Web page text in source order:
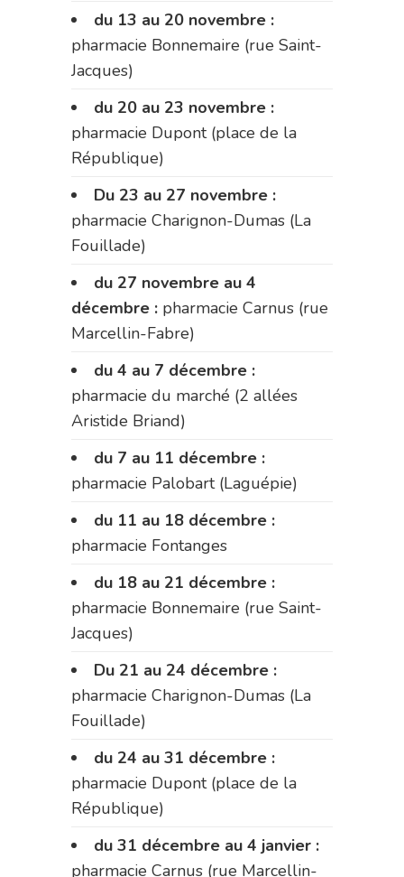
du 13 au 20 novembre :
pharmacie Bonnemaire (rue Saint-
Jacques)
du 20 au 23 novembre :
pharmacie Dupont (place de la
République)
Du 23 au 27 novembre :
pharmacie Charignon-Dumas (La
Fouillade)
du 27 novembre au 4
décembre : pharmacie Carnus (rue
Marcellin-Fabre)
du 4 au 7 décembre :
pharmacie du marché (2 allées
Aristide Briand)
du 7 au 11 décembre :
pharmacie Palobart (Laguépie)
du 11 au 18 décembre :
pharmacie Fontanges
du 18 au 21 décembre :
pharmacie Bonnemaire (rue Saint-
Jacques)
Du 21 au 24 décembre :
pharmacie Charignon-Dumas (La
Fouillade)
du 24 au 31 décembre :
pharmacie Dupont (place de la
République)
du 31 décembre au 4 janvier :
pharmacie Carnus (rue Marcellin-